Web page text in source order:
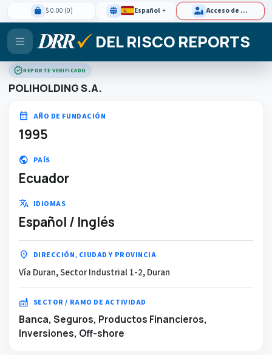
$ 0.00 (0) Español Acceso de clientes
DEL RISCO REPORTS
verifiedREPORTE VERIFICADO
POLIHOLDING S.A.
calendar_month AÑO DE FUNDACIÓN
1995
public PAÍS
Ecuador
translate IDIOMAS
Español / Inglés
location_on DIRECCIÓN, CIUDAD Y PROVINCIA
Vía Duran, Sector Industrial 1-2, Duran
factory SECTOR / RAMO DE ACTIVIDAD
Banca, Seguros, Productos Financieros,
Inversiones, Off-shore